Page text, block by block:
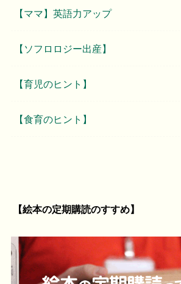
【ママ】英語力アップ
【ソフロロジー出産】
【育児のヒント】
【食育のヒント】
【絵本の定期購読のすすめ】